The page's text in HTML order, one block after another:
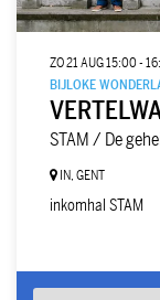
STAM / De
BIJLOKE
ZO 21 AUG15:00 -
IN, GENT
inkomhal STAM